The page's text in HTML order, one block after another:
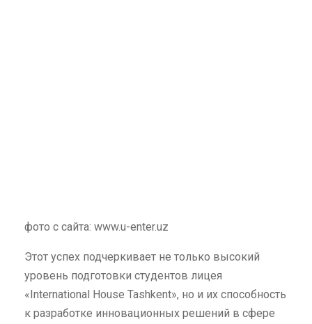
фото с сайта: www.u-enter.uz
Этот успех подчеркивает не только высокий
уровень подготовки студентов лицея
«International House Tashkent», но и их способность
к разработке инновационных решений в сфере